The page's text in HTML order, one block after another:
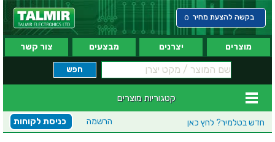
בקשה להצעת מחיר 0
מוצרים יצרנים מבצעים צור קשר
קטגוריות מוצרים
חדש בטלמיר? לחץ כאן כניסת לקוחות הרשמה